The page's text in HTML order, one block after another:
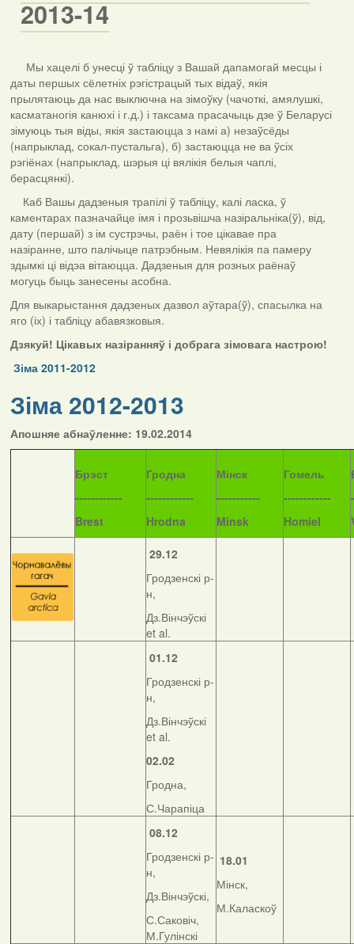
2013-14
Мы хацелі б унесці ў табліцу з Вашай дапамогай месцы і
даты першых сёлетніх рэгістрацый тых відаў, якія
прылятаюць да нас выключна на зімоўку (чачоткі, амялушкі,
касматаногія канюхі і г.д.) і таксама прасачыць дзе ў Беларусі
зімуюць тыя віды, якія застаюцца з намі а) незаўсёды
(напрыклад, сокал-пустальга), б) застаюцца не ва ўсіх
рэгіёнах (напрыклад, шэрыя ці вялікія белыя чаплі,
берасцянкі).
Каб Вашы дадзеныя трапілі ў табліцу, калі ласка, ў
каментарах пазначайце імя і прозьвішча назіральніка(ў), від,
дату (першай) з ім сустрэчы, раён і тое цікавае пра
назіранне, што палічыце патрэбным. Невялікія па памеру
здымкі ці відэа вітаюцца. Дадзеныя для розных раёнаў
могуць быць занесены асобна.
Для выкарыстання дадзеных дазвол аўтара(ў), спасылка на
яго (іх) і табліцу абавязковыя.
Дзякуй! Цікавых назіранняў і добрага зімовага настрою!
Зіма 2011-2012
Зіма 2012-2013
Апошняе абнаўленне: 19.02.2014
Брэст
------------
Brest
Гродна
------------
Hrodna
Мінск
-----------
Minsk
Гомель
------------
Homiel
29.12
Гродзенскі р-
н,
Дз.Вінчэўскі
et al.
01.12
Гродзенскі р-
н,
Дз.Вінчэўскі
et al.
02.02
Гродна,
С.Чарапіца
08.12
Гродзенскі р-
н,
Дз.Вінчэўскі,
С.Саковіч,
М.Гулінскі
18.01
Мінск,
М.Каласкоў